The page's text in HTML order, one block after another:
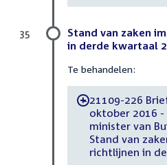
Stand van zaken
in derde kwartaal
Te behandelen:
-21109-226
oktober 2016 -
minister van
Stand van
richtlijnen in
35